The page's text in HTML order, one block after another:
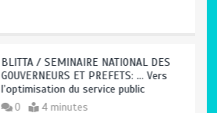
BLITTA / SEMINAIRE NATIONAL DES
GOUVERNEURS ET PREFETS: … Vers
l’optimisation du service public
0 4 minutes